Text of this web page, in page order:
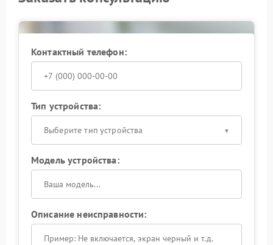
Не игнорируйте посторонние шумы: своевременное
обращение поможет избежать более серьезных
поломок в будущем. Свяжитесь с сервисом для
Контактный телефон:
Тип устройства:
Выберите тип устройства
Модель устройства:
Описание неисправности: